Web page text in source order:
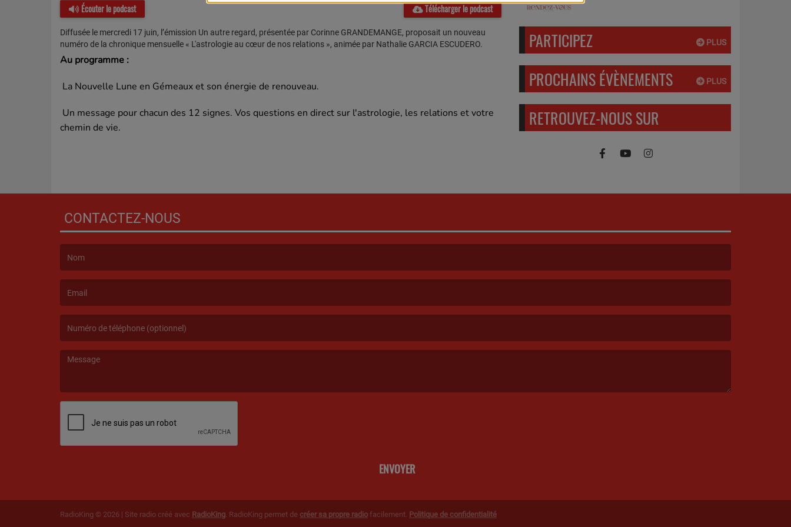
Écouter le podcast Télécharger le podcast
Diffusée le mercredi 17 juin, l’émission Un autre regard, présentée par Corinne GRANDEMANGE, proposait un nouveau
numéro de la chronique mensuelle « L'astrologie au cœur de nos relations », animée par Nathalie GARCIA ESCUDERO.
Au programme :
La Nouvelle Lune en Gémeaux et son énergie de renouveau.
Un message pour chacun des 12 signes. Vos questions en direct sur l'astrologie, les relations et votre
chemin de vie.
PLUS
PARTICIPEZ
PLUS
PROCHAINS ÉVÈNEMENTS
RETROUVEZ-NOUS SUR
CONTACTEZ-NOUS
ENVOYER
RadioKing © 2026 | Site radio créé avec RadioKing. RadioKing permet de créer sa propre radio facilement. Politique de confidentialité